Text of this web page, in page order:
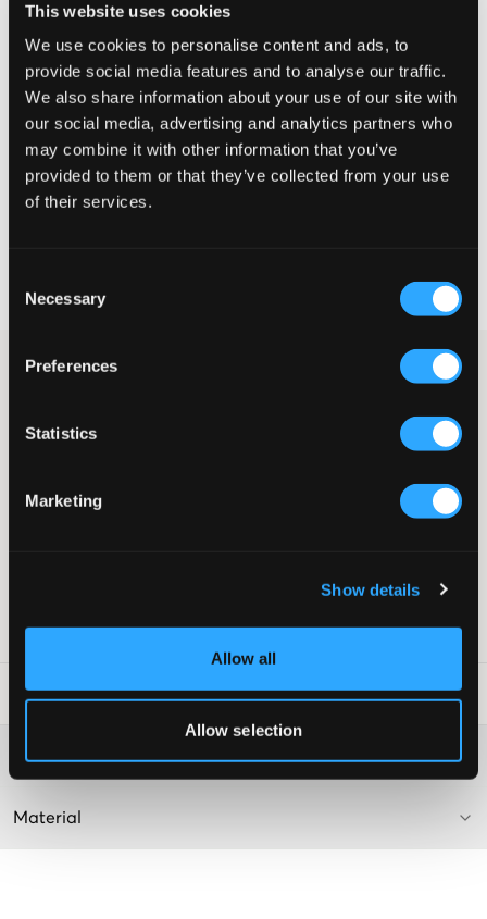
This website uses cookies
We use cookies to personalise content and ads, to
provide social media features and to analyse our traffic.
We also share information about your use of our site with
our social media, advertising and analytics partners who
may combine it with other information that you’ve
provided to them or that they’ve collected from your use
of their services.
Selection
Necessary
Preferences
Statistics
Marketing
Show details
Allow all
Allow selection
Wahrgenommene Größe
Klein Perfekt Groß
GRÖSSENBERATER
WÄHLEN SIE EINE GRÖSSE
Widerrufsrecht
Gestrickter dunkelblauer Hoodie von Grunt. Gerippte Bündchen
befinden sich am Saum und an den Ärmelenden, was auch eine
vielseitige und stilvolle Ergänzung für die Garderobe, die sowohl
im Alltag als auch bei festlichen Anlässen gut funktioniert.
Gestrickt
SKU:134810-003
Waschtipps:
Washing advice
Material